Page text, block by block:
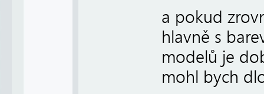
a pokud
hlavně s
modelů je
mohl bych